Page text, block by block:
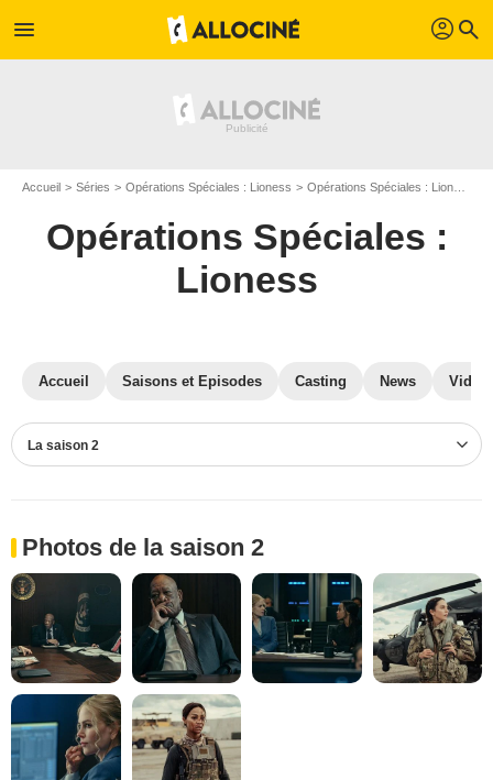
menu profil search
Accueil Séries Opérations Spéciales : Lioness Opérations Spéciales : Lioness S02
Opérations Spéciales :
Lioness
Accueil Saisons et Episodes Casting News
La saison 2
Photos de la saison 2